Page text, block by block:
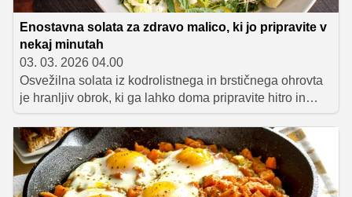
Enostavna solata za zdravo malico, ki jo pripravite v
nekaj minutah
03. 03. 2026 04.00
Osvežilna solata iz kodrolistnega in brstičnega ohrovta
je hranljiv obrok, ki ga lahko doma pripravite hitro in
bistveno ceneje kot v restavraciji.